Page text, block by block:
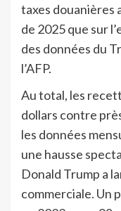
taxes douanières
de 2025 que sur
des données du
l’AFP.
Au total, les
dollars contre
les données
une hausse
Donald Trump a
commerciale. Un